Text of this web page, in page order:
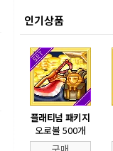
인기상품
플래티넘 패키지
오로볼 500개